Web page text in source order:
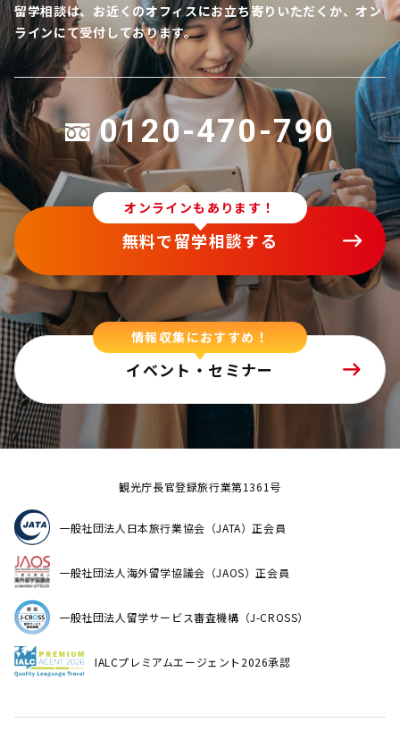
留学相談は、お近くのオフィスにお立ち寄りいただくか、オン
ラインにて受付しております。
0120-470-790
オンラインもあります！
無料で留学相談する
情報収集におすすめ！
イベント・セミナー
観光庁長官登録旅行業第1361号
一般社団法人日本旅行業協会（JATA）正会員
一般社団法人海外留学協議会（JAOS）正会員
一般社団法人留学サービス審査機構（J-CROSS）
IALCプレミアムエージェント2026承認